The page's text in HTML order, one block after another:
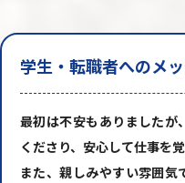
学生・転職者へのメ
最初は不安もありましたが
くださり、安心して仕事を
また、親しみやすい雰囲